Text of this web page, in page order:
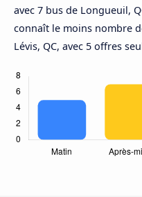
avec 7 bus de Longueuil,
connaît le moins nombre
Lévis, QC, avec 5 offres